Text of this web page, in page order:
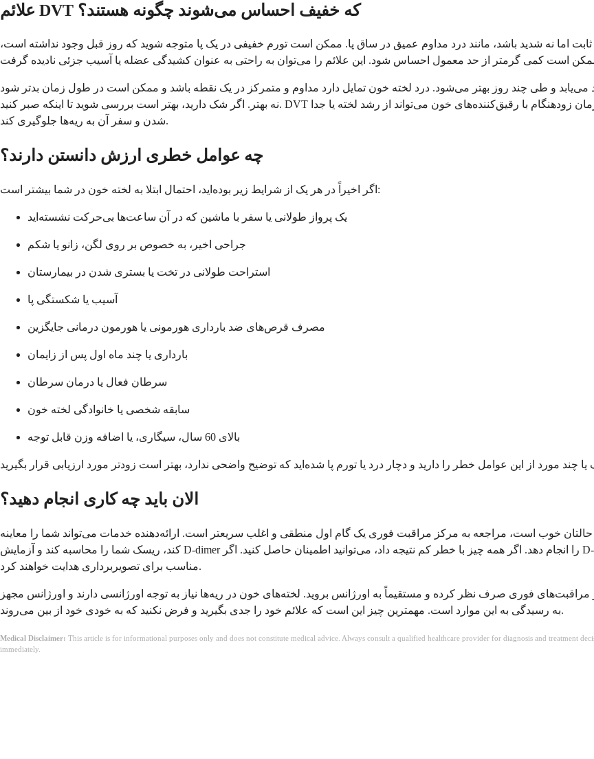
علائم DVT که خفیف احساس می‌شوند چگونه هستند؟
اما نه شدید باشد، مانند درد مداوم عمیق در ساق پا. ممکن است تورم خفیفی در یک پا متوجه شوید که روز قبل وجود نداشته است،
می‌یابد و طی چند روز بهتر می‌شود. درد لخته خون تمایل دارد مداوم و متمرکز در یک نقطه باشد و ممکن است در طول زمان بدتر شود
نه بهتر. اگر شک دارید، بهتر است بررسی شوید تا اینکه صبر کنید. DVT سالانه حدود 300,000 تا 600,000 آمریکایی را تحت تأثیر قرار می‌دهد و درمان زودهنگام با رقیق‌کننده‌های خون می‌تواند از رشد لخته یا جدا
شدن و سفر آن به ریه‌ها جلوگیری کند.
چه عوامل خطری ارزش دانستن دارند؟
اگر اخیراً در هر یک از شرایط زیر بوده‌اید، احتمال ابتلا به لخته خون در شما بیشتر است:
یک پرواز طولانی یا سفر با ماشین که در آن ساعت‌ها بی‌حرکت نشسته‌اید
جراحی اخیر، به خصوص بر روی لگن، زانو یا شکم
استراحت طولانی در تخت یا بستری شدن در بیمارستان
آسیب یا شکستگی پا
مصرف قرص‌های ضد بارداری هورمونی یا هورمون درمانی جایگزین
بارداری یا چند ماه اول پس از زایمان
سرطان فعال یا درمان سرطان
سابقه شخصی یا خانوادگی لخته خون
بالای 60 سال، سیگاری، یا اضافه وزن قابل توجه
الان باید چه کاری انجام دهید؟
حالتان خوب است، مراجعه به مرکز مراقبت فوری یک گام اول منطقی و اغلب سریعتر است. ارائه‌دهنده خدمات می‌تواند شما را معاینه
کند، ریسک شما را محاسبه کند و آزمایش D-dimer را انجام دهد. اگر همه چیز با خطر کم نتیجه داد، می‌توانید اطمینان حاصل کنید. اگر D-dimer بالا بود یا امتیاز ریسک شما بالا بود، آنها به سرعت شما را به مکان
مناسب برای تصویربرداری هدایت خواهند کرد.
فوری صرف نظر کرده و مستقیماً به اورژانس بروید. لخته‌های خون در ریه‌ها نیاز به توجه اورژانسی دارند و اورژانس مجهز
به رسیدگی به این موارد است. مهمترین چیز این است که علائم خود را جدی بگیرید و فرض نکنید که به خودی خود از بین می‌روند.
Medical Disclaimer: This article is for informational purposes only and does not constitute medical advice. Always consult a qualified healthcare provider for diagnosis and treatment
immediately.